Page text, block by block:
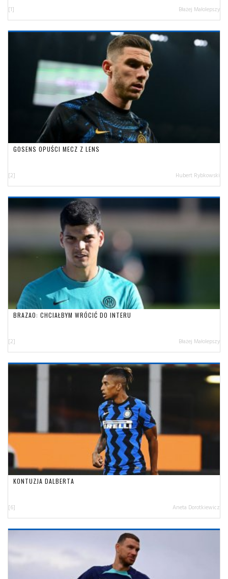
[1] Błażej Małolepszy
GOSENS OPUŚCI MECZ Z LENS
[2] Hubert Rybkowski
BRAZAO: CHCIAŁBYM WRÓCIĆ DO INTERU
[2] Błażej Małolepszy
KONTUZJA DALBERTA
[6] Aneta Dorotkiewicz